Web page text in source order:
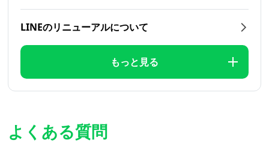
LINEのリニューアルについて
もっと見る
よくある質問